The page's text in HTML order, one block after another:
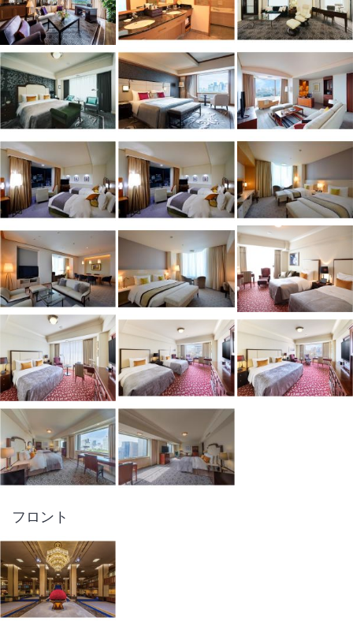
・バーラウンジ「ホテルバル」
・タワー館内オフィス
・帝国ホテルプラザ 東京
・ サービスアパートメント
・「フィットネスセンター」（プール・サウナ除く）
※フィットネスジムは宿泊者専用施設として本館に移転いたしました。
＜フィットネスジム営業時間変更のお知らせ＞
本館8階の定期メンテナンス実施に伴い、以下の日時はフィットネスジ
ムをご利用いただけません。
あわせて、当該時間帯はエレベーターも8階には停止いたしません。
日時：2026年8月24日（月）～ 8月26日（水）9：00～18：00
フロント